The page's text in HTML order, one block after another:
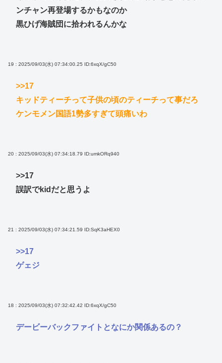
ンチャン再登場するかもなのか
黒ひげ海賊団に拾われるんかな
19 : 2025/09/03(水) 07:34:00.25 ID:6xqX/gC50
>>17
キッドティーチって子供の頃のティーチって事だろ
ケンモメン国語1勢多すぎて頭痛いわ
20 : 2025/09/03(水) 07:34:18.79 ID:umkORq940
>>17
誤訳でkidだと思うよ
21 : 2025/09/03(水) 07:34:21.59 ID:SqK3aHEX0
>>17
ゲェジ
18 : 2025/09/03(水) 07:32:42.42 ID:6xqX/gC50
デービーバックファイトとなにか関係あるの？